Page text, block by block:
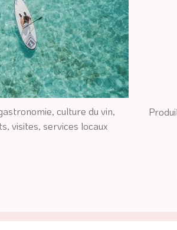
culture du vin,
visites, services locaux